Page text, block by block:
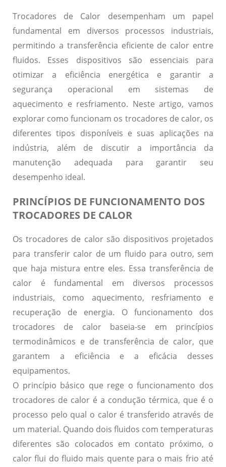
Trocadores de Calor desempenham um papel
fundamental em diversos processos industriais,
permitindo a transferência eficiente de calor entre
fluidos. Esses dispositivos são essenciais para
otimizar a eficiência energética e garantir a
segurança operacional em sistemas de
aquecimento e resfriamento. Neste artigo, vamos
explorar como funcionam os trocadores de calor, os
diferentes tipos disponíveis e suas aplicações na
indústria, além de discutir a importância da
manutenção adequada para garantir seu
desempenho ideal.
PRINCÍPIOS DE FUNCIONAMENTO DOS
TROCADORES DE CALOR
Os trocadores de calor são dispositivos projetados
para transferir calor de um fluido para outro, sem
que haja mistura entre eles. Essa transferência de
calor é fundamental em diversos processos
industriais, como aquecimento, resfriamento e
recuperação de energia. O funcionamento dos
trocadores de calor baseia-se em princípios
termodinâmicos e de transferência de calor, que
garantem a eficiência e a eficácia desses
equipamentos.
O princípio básico que rege o funcionamento dos
trocadores de calor é a condução térmica, que é o
processo pelo qual o calor é transferido através de
um material. Quando dois fluidos com temperaturas
diferentes são colocados em contato próximo, o
calor flui do fluido mais quente para o mais frio até